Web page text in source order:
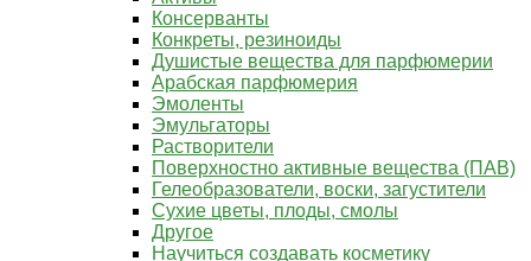
Консерванты
Конкреты, резиноиды
Душистые вещества для парфюмерии
Арабская парфюмерия
Эмоленты
Эмульгаторы
Растворители
Поверхностно активные вещества (ПАВ)
Гелеобразователи, воски, загустители
Сухие цветы, плоды, смолы
Другое
Научиться создавать косметику